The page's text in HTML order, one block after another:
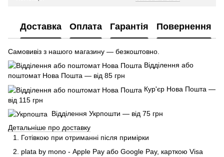
Доставка Оплата Гарантія Повернення
Самовивіз з нашого магазину — безкоштовно.
Відділення або
поштомат Нова Пошта — від 85 грн
Кур'єр Нова Пошта —
від 115 грн
Відділення Укрпошти — від 75 грн
Детальніше про доставку
Готівкою при отриманні після примірки
plata by mono - Apple Pay або Google Pay, карткою Visa